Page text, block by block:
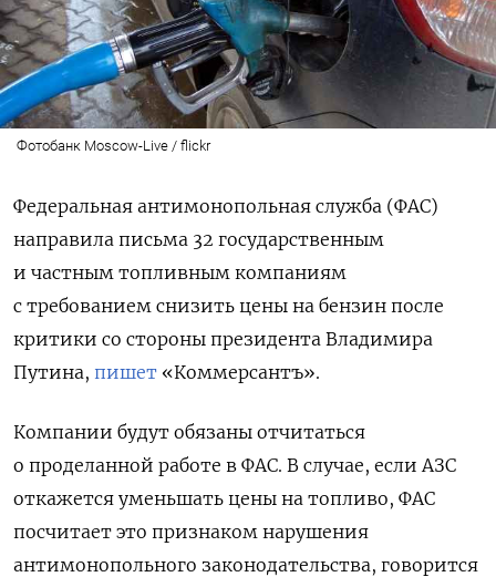
Фотобанк Moscow-Live / flickr
Федеральная антимонопольная служба (ФАС)
направила письма 32 государственным
и частным топливным компаниям
с требованием снизить цены на бензин после
критики со стороны президента Владимира
Путина, пишет «Коммерсантъ».
Компании будут обязаны отчитаться
о проделанной работе в ФАС. В случае, если АЗС
откажется уменьшать цены на топливо, ФАС
посчитает это признаком нарушения
антимонопольного законодательства, говорится